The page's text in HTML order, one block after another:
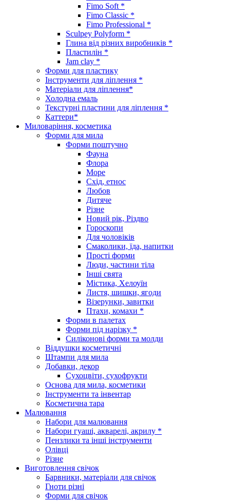
Fimo Soft *
Fimo Classic *
Fimo Professional *
Sculpey Polyform *
Глина від різних виробників *
Пластилін *
Jam clay *
Форми для пластику
Інструменти для ліплення *
Матеріали для ліплення*
Холодна емаль
Текстурні пластини для ліплення *
Каттери*
Миловаріння, косметика
Форми для мила
Форми поштучно
Фауна
Флора
Море
Схід, етнос
Любов
Дитяче
Різне
Новий рік, Різдво
Гороскопи
Для чоловіків
Смаколики, їда, напитки
Прості форми
Люди, частини тіла
Інші свята
Містика, Хелоуїн
Листя, шишки, ягоди
Візерунки, завитки
Птахи, комахи *
Форми в палетах
Форми під нарізку *
Силіконові форми та молди
Віддушки косметичні
Штампи для мила
Добавки, декор
Сухоцвіти, сухофрукти
Основа для мила, косметики
Інструменти та інвентар
Косметична тара
Малювання
Набори для малювання
Набори гуаші, акварелі, акрилу *
Пензлики та інші інструменти
Олівці
Різне
Виготовлення свічок
Барвники, матеріали для свічок
Гноти різні
Форми для свічок